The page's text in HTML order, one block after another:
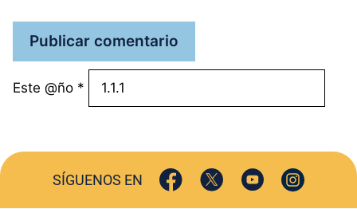
Este @ño *
SÍGUENOS EN